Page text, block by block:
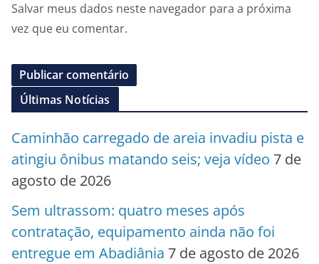
Salvar meus dados neste navegador para a próxima
vez que eu comentar.
Últimas Notícias
Caminhão carregado de areia invadiu pista e
atingiu ônibus matando seis; veja vídeo 7 de
agosto de 2026
Sem ultrassom: quatro meses após
contratação, equipamento ainda não foi
entregue em Abadiânia 7 de agosto de 2026